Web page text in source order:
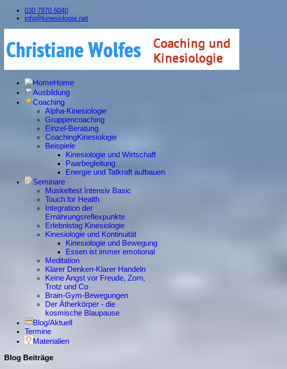
030 7870 5040
info@kinesiologie.net
Home
Ausbildung
Coaching
Alpha-Kinesiologie
Gruppencoaching
Einzel-Beratung
CoachingKinesiologie
Beispiele
Kinesiologie und Wirtschaft
Paarbegleitung
Energie und Tatkraft aufbauen
Seminare
Muskeltest Intensiv Basic
Touch for Health
Integration der
Ernährungsreflexpunkte
Erlebnistag Kinesiologie
Kinesiologie und Kontinuität
Kinesiologie und Bewegung
Essen ist immer emotional
Meditation
Klarer Denken-Klarer Handeln
Keine Angst vor Freude, Zorn,
Trotz und Co
Brain-Gym-Bewegungen
Der Ätherkörper - die
kosmische Blaupause
Blog/Aktuell
Termine
Materialien
Blog Beiträge